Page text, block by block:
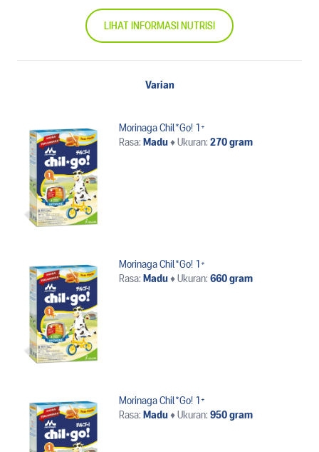
LIHAT INFORMASI NUTRISI
Varian
Morinaga Chil*Go! 1+
Rasa: Madu♦Ukuran: 270 gram
Morinaga Chil*Go! 1+
Rasa: Madu♦Ukuran: 660 gram
Morinaga Chil*Go! 1+
Rasa: Madu♦Ukuran: 950 gram